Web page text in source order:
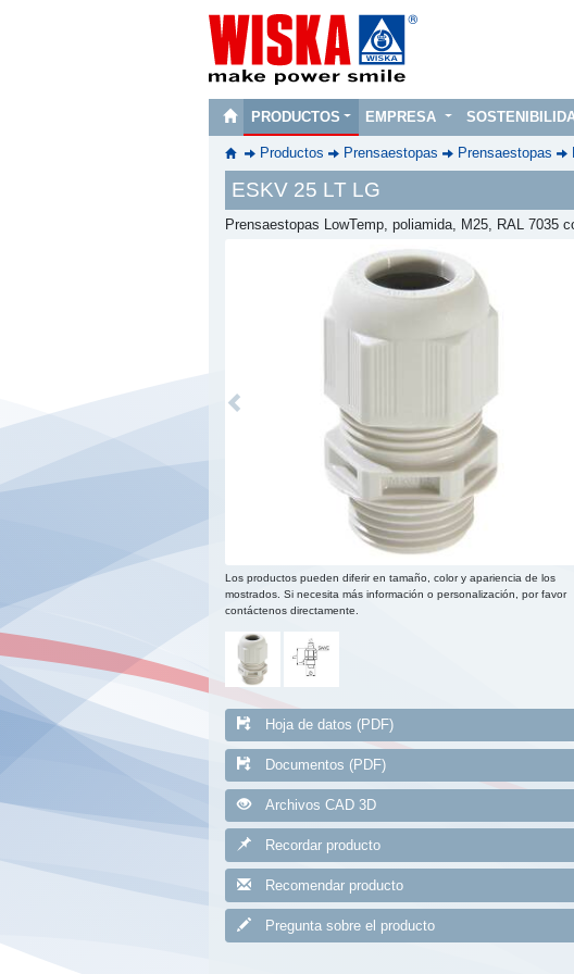
PRODUCTOS EMPRESA
Productos Prensaestopas Prensaestopas
ESKV 25 LT LG
Prensaestopas LowTemp, poliamida, M25, RAL 7035
Previous
Los productos pueden diferir en tamaño, color y apariencia de los
mostrados. Si necesita más información o personalización, por favor
contáctenos directamente.
Hoja de datos (PDF)
Documentos (PDF)
Archivos CAD 3D
Recordar producto
Recomendar producto
Pregunta sobre el producto